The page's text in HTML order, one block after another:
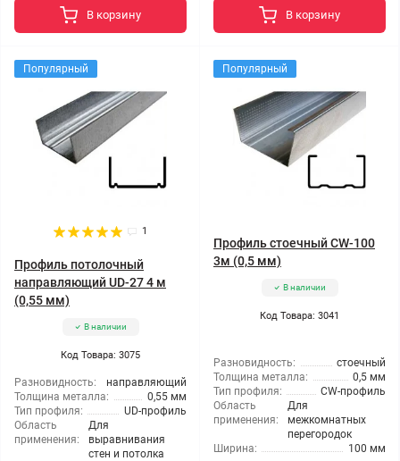
В корзину В корзину
Популярный
1
Профиль потолочный
направляющий UD-27 4 м
(0,55 мм)
В наличии
Код Товара: 3075
Разновидность:
направляющий
Толщина металла:
0,55 мм
Тип профиля:
UD-профиль
Область
применения:
Для
выравнивания
стен и потолка
Популярный
Профиль стоечный CW-100
3м (0,5 мм)
В наличии
Код Товара: 3041
Разновидность:
стоечный
Толщина металла:
0,5 мм
Тип профиля:
CW-профиль
Область
применения:
Для
межкомнатных
перегородок
Ширина:
100 мм